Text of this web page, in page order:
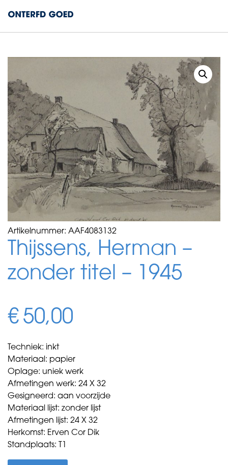
Artikelnummer: AAF4083132
Thijssens, Herman –
zonder titel – 1945
€ 50,00
Techniek: inkt
Materiaal: papier
Oplage: uniek werk
Afmetingen werk: 24 X 32
Gesigneerd: aan voorzijde
Materiaal lijst: zonder lijst
Afmetingen lijst: 24 X 32
Herkomst: Erven Cor Dik
Standplaats: T1